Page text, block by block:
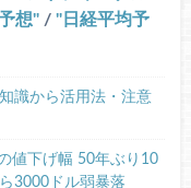
想 /
日経平均予
識から活用法・注意
値下げ幅 50年ぶり10
3000ドル弱暴落